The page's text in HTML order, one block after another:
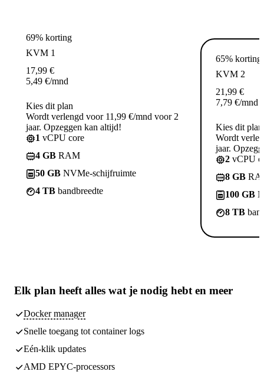
69% korting
KVM 1
17,99 €
5,49 €/mnd
Kies dit plan
Wordt verlengd voor 11,99 €/mnd voor 2
jaar. Opzeggen kan altijd!
1 vCPU core
4 GB RAM
50 GB NVMe-schijfruimte
4 TB bandbreedte
65% korting
KVM 2
21,99 €
7,79 €/mnd
Kies dit plan
Wordt
jaar.
2 vCPU
8 GB
100 GB
8 TB
Elk plan heeft alles wat je nodig hebt en meer
Docker manager
Snelle toegang tot container logs
Eén-klik updates
AMD EPYC-processors